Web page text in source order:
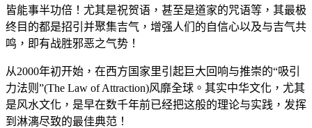
皆能事半功倍！尤其是祝贺语，甚至是道家的咒语等，其最极
终目的都是招引并聚集吉气，增强人们的自信心以及与吉气共
鸣，即有战胜邪恶之气势！
从2000年初开始，在西方国家里引起巨大回响与推崇的“吸引
力法则”(The Law of Attraction)风靡全球。其实中华文化，尤其
是风水文化，是早在数千年前已经把这般的理论与实践，发挥
到淋漓尽致的最佳典范！